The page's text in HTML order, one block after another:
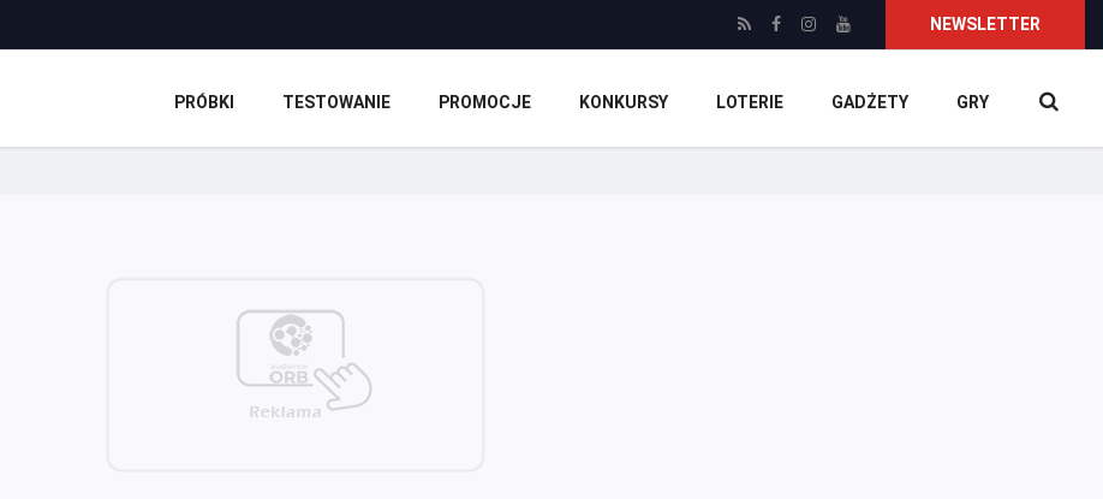
NEWSLETTER
PRÓBKI TESTOWANIE PROMOCJE KONKURSY LOTERIE GADŻETY GRY